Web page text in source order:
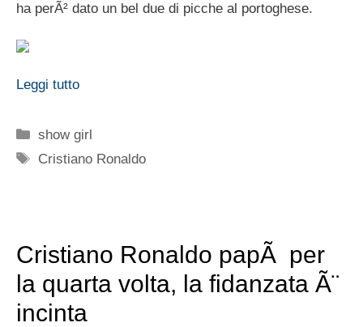
ha perÃ² dato un bel due di picche al portoghese.
Leggi tutto
Categorie
show girl
Tag
Cristiano Ronaldo
Cristiano Ronaldo papÃ per
la quarta volta, la fidanzata Ã¨
incinta